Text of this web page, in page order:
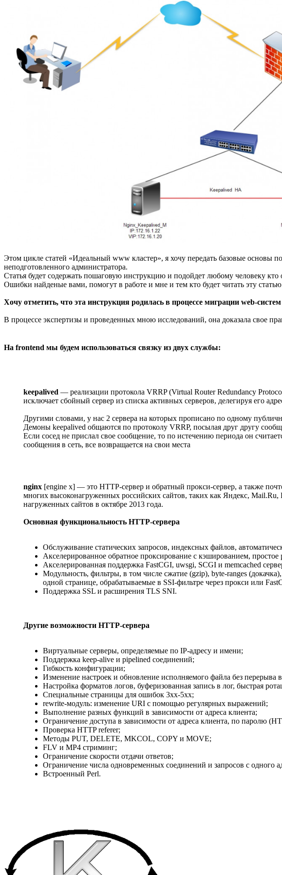
Этом цикле статей «Идеальный www кластер», я хочу передать базовые основы
неподготовленного администратора.
Статья будет содержать пошаговую инструкцию и подойдет любому человеку кто
Ошибки найденые вами, помогут в работе и мне и тем кто будет читать эту
Хочу отметить, что эта инструкция родилась в процессе миграции web-
В процессе экспертизы и проведенных мною исследований, она доказала свое
На frontend мы будем использоваться связку из двух службы:
keepalived — реализации протокола VRRP (Virtual Router Redundancy
исключает сбойный сервер из списка активных серверов, делегируя его
Другими словами, у нас 2 сервера на которых прописано по одному
Демоны keepalived общаются по протоколу VRRP, посылая друг другу
Если сосед не прислал свое сообщение, то по истечению периода он
сообщения в сеть, все возвращается на свои места
nginx [engine x] — это HTTP-сервер и обратный прокси-сервер, а также
многих высоконагруженных российских сайтов, таких как Яндекс,
нагруженных сайтов в октябре 2013 года.
Основная функциональность HTTP-сервера
Обслуживание статических запросов, индексных файлов,
Акселерированное обратное проксирование с кэшированием, простое
Акселерированная поддержка FastCGI, uwsgi, SCGI и memcached
Модульность, фильтры, в том числе сжатие (gzip), byte-ranges
одной странице, обрабатываемые в SSI-фильтре через прокси или
Поддержка SSL и расширения TLS SNI.
Другие возможности HTTP-сервера
Виртуальные серверы, определяемые по IP-адресу и имени;
Поддержка keep-alive и pipelined соединений;
Гибкость конфигурации;
Изменение настроек и обновление исполняемого файла без перерыва
Настройка форматов логов, буферизованная запись в лог, быстрая
Специальные страницы для ошибок 3xx-5xx;
rewrite-модуль: изменение URI с помощью регулярных выражений;
Выполнение разных функций в зависимости от адреса клиента;
Ограничение доступа в зависимости от адреса клиента, по паролю
Проверка HTTP referer;
Методы PUT, DELETE, MKCOL, COPY и MOVE;
FLV и MP4 стриминг;
Ограничение скорости отдачи ответов;
Ограничение числа одновременных соединений и запросов с одного
Встроенный Perl.